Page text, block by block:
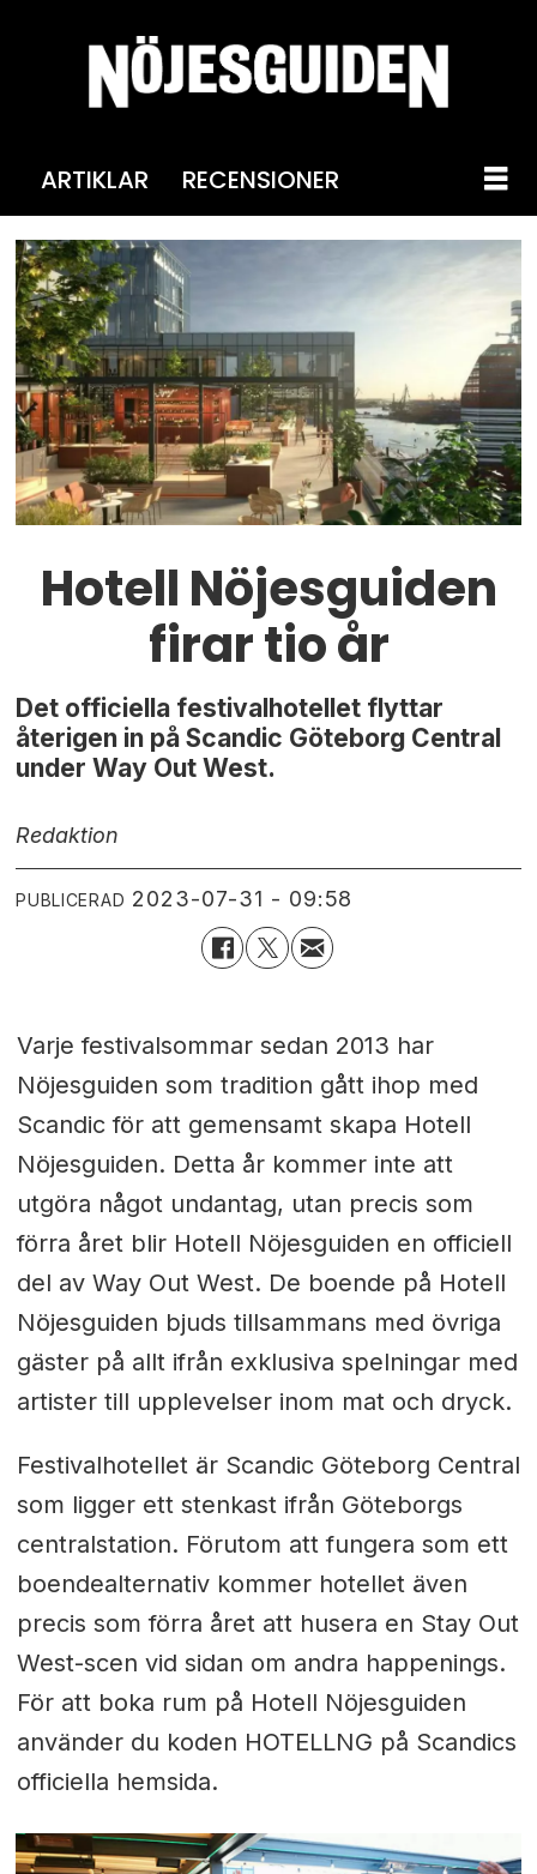
ARTIKLAR RECENSIONER
Hotell Nöjesguiden
firar tio år
Det officiella festivalhotellet flyttar
återigen in på Scandic Göteborg Central
under Way Out West.
Redaktion
PUBLICERAD 2023-07-31 - 09:58
Varje festivalsommar sedan 2013 har
Nöjesguiden som tradition gått ihop med
Scandic för att gemensamt skapa Hotell
Nöjesguiden. Detta år kommer inte att
utgöra något undantag, utan precis som
förra året blir Hotell Nöjesguiden en officiell
del av Way Out West. De boende på Hotell
Nöjesguiden bjuds tillsammans med övriga
gäster på allt ifrån exklusiva spelningar med
artister till upplevelser inom mat och dryck.
Festivalhotellet är Scandic Göteborg Central
som ligger ett stenkast ifrån Göteborgs
centralstation. Förutom att fungera som ett
boendealternativ kommer hotellet även
precis som förra året att husera en Stay Out
West-scen vid sidan om andra happenings.
För att boka rum på Hotell Nöjesguiden
använder du koden HOTELLNG på Scandics
officiella hemsida.